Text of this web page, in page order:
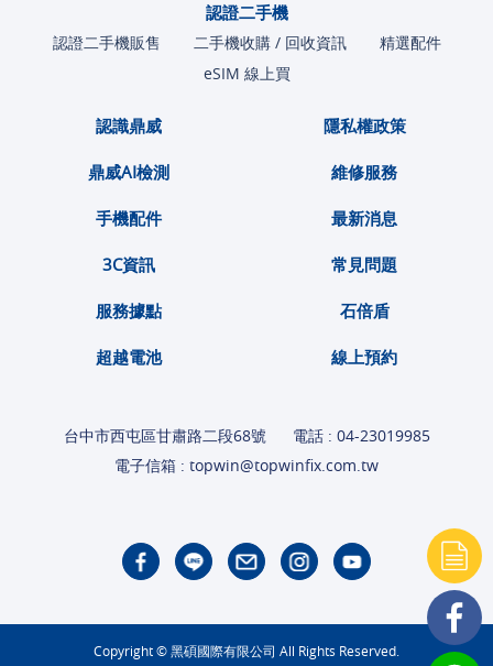
認證二手機
認證二手機販售 二手機收購 / 回收資訊
精選配件
eSIM 線上買
認識鼎威 隱私權政策
鼎威AI檢測 維修服務
手機配件 最新消息
3C資訊 常見問題
服務據點 石倍盾
超越電池 線上預約
台中市西屯區甘肅路二段68號 電話 : 04-23019985
電子信箱 : topwin@topwinfix.com.tw
Copyright © 黑碩國際有限公司 All Rights Reserved.